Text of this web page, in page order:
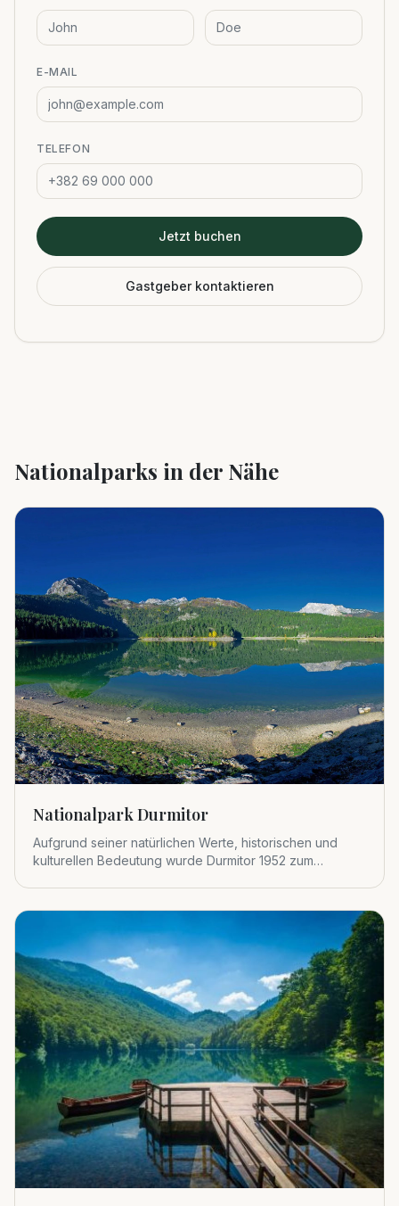
E-MAIL
TELEFON
Jetzt buchen
Gastgeber kontaktieren
Nationalparks in der Nähe
Nationalpark Durmitor
Aufgrund seiner natürlichen Werte, historischen und
kulturellen Bedeutung wurde Durmitor 1952 zum